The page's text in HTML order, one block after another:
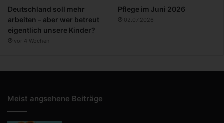
Deutschland soll mehr
arbeiten – aber wer betreut
eigentlich unsere Kinder?
vor 4 Wochen
Pflege im Juni 2026
02.07.2026
Meist angsehene Beiträge